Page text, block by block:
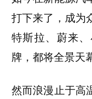
打下来了，成为
特斯拉、蔚来
牌，都将全景天
然而浪漫止于高